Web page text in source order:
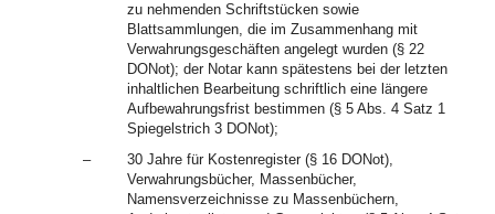
zu nehmenden Schriftstücken sowie
Blattsammlungen, die im Zusammenhang mit
Verwahrungsgeschäften angelegt wurden (§ 22
DONot); der Notar kann spätestens bei der letzten
inhaltlichen Bearbeitung schriftlich eine längere
Aufbewahrungsfrist bestimmen (§ 5 Abs. 4 Satz 1
Spiegelstrich 3 DONot);
–
30 Jahre für Kostenregister (§ 16 DONot),
Verwahrungsbücher, Massenbücher,
Namensverzeichnisse zu Massenbüchern,